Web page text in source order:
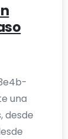
una
desde